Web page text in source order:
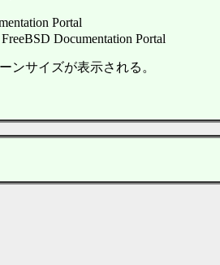
Portal
Documentation Portal
ンサイズが表示される。